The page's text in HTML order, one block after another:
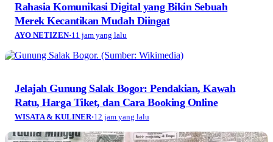
Rahasia Komunikasi Digital yang Bikin Sebuah
Merek Kecantikan Mudah Diingat
AYO NETIZEN·11 jam yang lalu
Jelajah Gunung Salak Bogor: Pendakian, Kawah
Ratu, Harga Tiket, dan Cara Booking Online
WISATA & KULINER·12 jam yang lalu